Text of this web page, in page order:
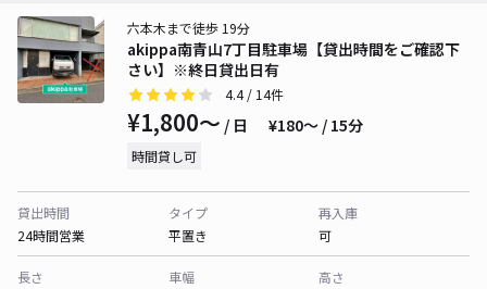
akippa南青山7丁目駐車場【貸出時間をご確認下
さい】※終日貸出日有
六本木まで徒歩 19分
4.4/ 14件
¥1,800〜 / 日 ¥180〜 / 15分
時間貸し可
貸出時間
24時間営業
タイプ
平置き
再入庫
可
長さ
車幅
高さ